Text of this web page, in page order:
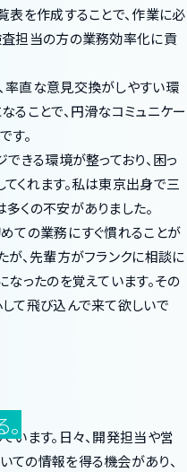
表を作成することで、作業に必
査担当の方の業務効率化に貢
率直な意見交換がしやすい環
ることで、円滑なコミュニケー
す。
きる環境が整っており、困っ
くれます。私は東京出身で三
くの不安がありました。
ての業務にすぐ慣れることが
が、先輩方がフランクに相談に
なったのを覚えています。その
て飛び込んで来て欲しいで
います。日々、開発担当や営
の情報を得る機会があり、